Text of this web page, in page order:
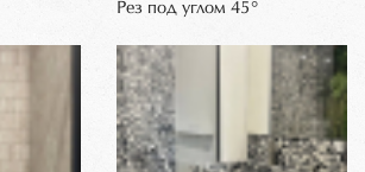
Рез под углом 45°